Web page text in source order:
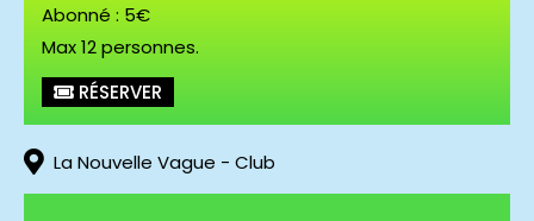
Abonné : 5€
Max 12 personnes.
RÉSERVER
La Nouvelle Vague - Club